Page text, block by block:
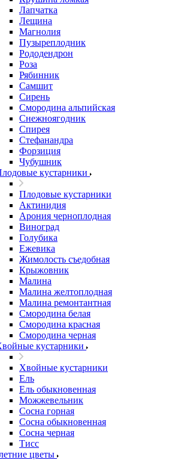
Лапчатка
Лещина
Магнолия
Пузыреплодник
Рододендрон
Роза
Рябинник
Самшит
Сирень
Смородина альпийская
Снежноягодник
Спирея
Стефанандра
Форзиция
Чубушник
кустарники
Плодовые кустарники
Актинидия
Арония черноплодная
Виноград
Голубика
Ежевика
Жимолость съедобная
Крыжовник
Малина
Малина желтоплодная
Малина ремонтантная
Смородина белая
Смородина красная
Смородина черная
кустарники
Хвойные кустарники
Ель
Ель обыкновенная
Можжевельник
Сосна горная
Сосна обыкновенная
Сосна черная
Тисс
цветы